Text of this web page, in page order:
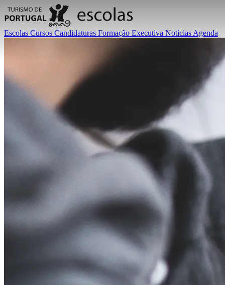
Escolas Cursos Candidaturas Formação Executiva Notícias Agenda